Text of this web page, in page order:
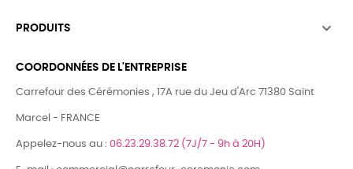
PRODUITS 
COORDONNÉES DE L'ENTREPRISE
Carrefour des Cérémonies , 17A rue du Jeu d'Arc 71380 Saint
Marcel - FRANCE
Appelez-nous au : 06.23.29.38.72 (7J/7 - 9h à 20H)